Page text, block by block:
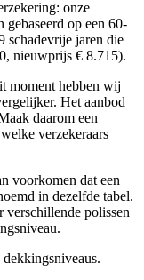
onze
gebaseerd op een 60-
schadevrije jaren die
nieuwprijs € 8.715).
moment hebben wij
Het aanbod
daarom een
verzekeraars
voorkomen dat een
in dezelfde tabel.
verschillende polissen